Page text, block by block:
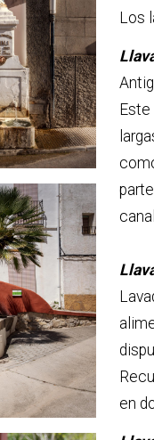
Los
Este
en